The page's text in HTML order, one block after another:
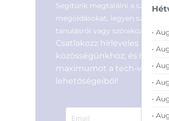
Segítünk megtalálni a
megoldásokat, legyen szó
tanulásról vagy szórakozásról!
Csatlakozz hírleveles
közösségünkhöz, és hozd ki
maximumot a tech-világ
lehetőségeiből!
•
•
•
•
•
•